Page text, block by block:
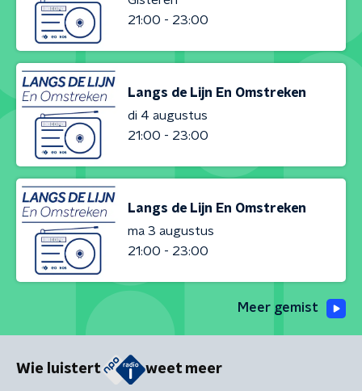
21:00 - 23:00
Langs de Lijn En Omstreken
di 4 augustus
21:00 - 23:00
Langs de Lijn En Omstreken
ma 3 augustus
21:00 - 23:00
Meer gemist
Wie luistert weet meer